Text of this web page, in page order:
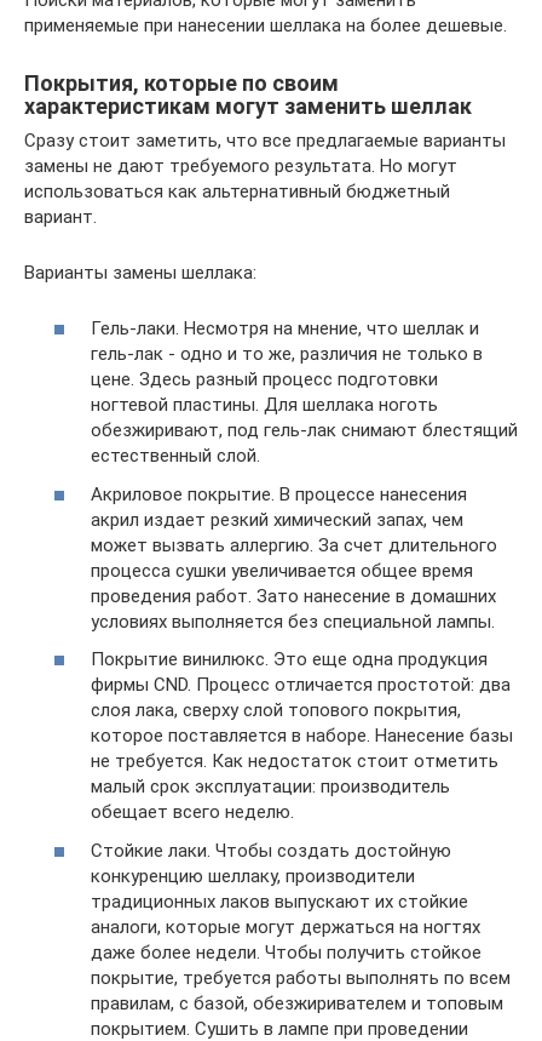
применяемые при нанесении шеллака на более дешевые.
Покрытия, которые по своим
характеристикам могут заменить шеллак
Сразу стоит заметить, что все предлагаемые варианты
замены не дают требуемого результата. Но могут
использоваться как альтернативный бюджетный
вариант.
Варианты замены шеллака:
Гель-лаки. Несмотря на мнение, что шеллак и
гель-лак ‑ одно и то же, различия не только в
цене. Здесь разный процесс подготовки
ногтевой пластины. Для шеллака ноготь
обезжиривают, под гель-лак снимают блестящий
естественный слой.
Акриловое покрытие. В процессе нанесения
акрил издает резкий химический запах, чем
может вызвать аллергию. За счет длительного
процесса сушки увеличивается общее время
проведения работ. Зато нанесение в домашних
условиях выполняется без специальной лампы.
Покрытие винилюкс. Это еще одна продукция
фирмы CND. Процесс отличается простотой: два
слоя лака, сверху слой топового покрытия,
которое поставляется в наборе. Нанесение базы
не требуется. Как недостаток стоит отметить
малый срок эксплуатации: производитель
обещает всего неделю.
Стойкие лаки. Чтобы создать достойную
конкуренцию шеллаку, производители
традиционных лаков выпускают их стойкие
аналоги, которые могут держаться на ногтях
даже более недели. Чтобы получить стойкое
покрытие, требуется работы выполнять по всем
правилам, с базой, обезжиривателем и топовым
покрытием. Сушить в лампе при проведении